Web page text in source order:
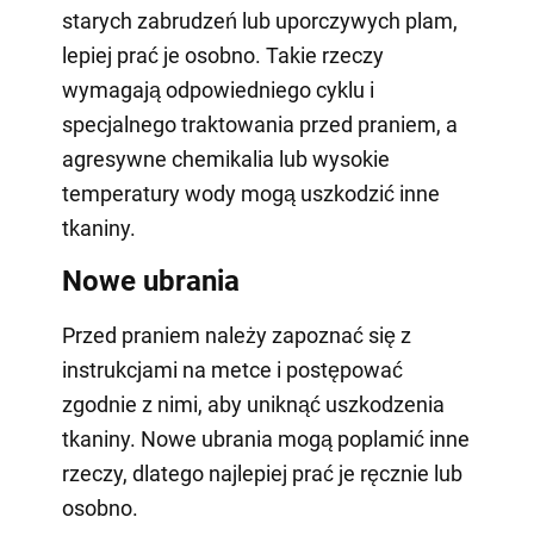
starych zabrudzeń lub uporczywych plam,
lepiej prać je osobno. Takie rzeczy
wymagają odpowiedniego cyklu i
specjalnego traktowania przed praniem, a
agresywne chemikalia lub wysokie
temperatury wody mogą uszkodzić inne
tkaniny.
Nowe ubrania
Przed praniem należy zapoznać się z
instrukcjami na metce i postępować
zgodnie z nimi, aby uniknąć uszkodzenia
tkaniny. Nowe ubrania mogą poplamić inne
rzeczy, dlatego najlepiej prać je ręcznie lub
osobno.